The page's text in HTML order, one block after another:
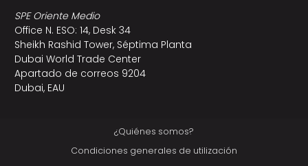
SPE Oriente Medio
Office N. ESO: 14, Desk 34
Sheikh Rashid Tower, Séptima Planta
Dubai World Trade Center
Apartado de correos 9204
Dubai, EAU
¿Quiénes somos?
Condiciones generales de utilización